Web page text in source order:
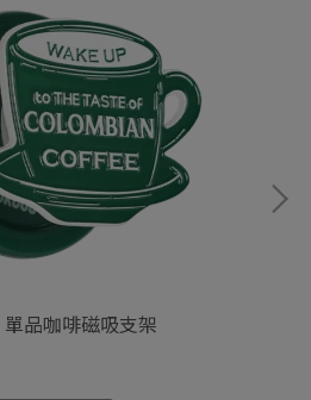
品咖啡磁吸支架